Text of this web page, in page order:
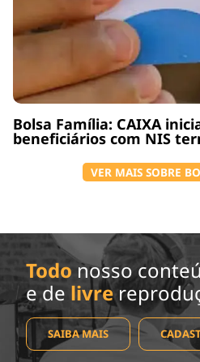
Bolsa Família: CAIXA
beneficiários com NIS
VER MAIS SOBRE
Todo nosso
e de livre
SAIBA MAIS